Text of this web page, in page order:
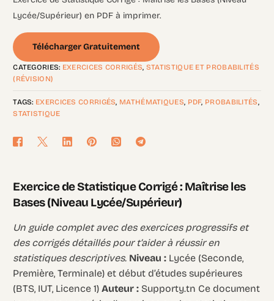
Lycée/Supérieur) en PDF à imprimer.
Télécharger Gratuitement
CATEGORIES: EXERCICES CORRIGÉS, STATISTIQUE ET PROBABILITÉS
(RÉVISION)
TAGS: EXERCICES CORRIGÉS, MATHÉMATIQUES, PDF, PROBABILITÉS,
STATISTIQUE
Exercice de Statistique Corrigé : Maîtrise les
Bases (Niveau Lycée/Supérieur)
Un guide complet avec des exercices progressifs et
des corrigés détaillés pour t’aider à réussir en
statistiques descriptives. Niveau : Lycée (Seconde,
Première, Terminale) et début d’études supérieures
(BTS, IUT, Licence 1)Auteur : Supporty.tn Ce document